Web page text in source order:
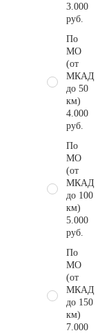
3.000
руб.
По
МО
(от
МКАД
до 50
км)
4.000
руб.
По
МО
(от
МКАД
до 100
км)
5.000
руб.
По
МО
(от
МКАД
до 150
км)
7.000